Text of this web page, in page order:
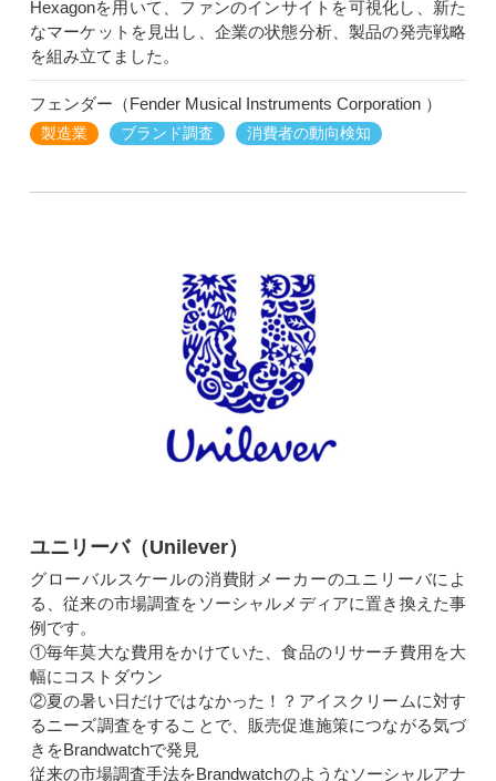
Hexagonを用いて、ファンのインサイトを可視化し、新た
なマーケットを見出し、企業の状態分析、製品の発売戦略
を組み立てました。
フェンダー（Fender Musical Instruments Corporation ）
製造業 ブランド調査 消費者の動向検知
ユニリーバ（Unilever）
グローバルスケールの消費財メーカーのユニリーバによ
る、従来の市場調査をソーシャルメディアに置き換えた事
例です。
①毎年莫大な費用をかけていた、食品のリサーチ費用を大
幅にコストダウン
②夏の暑い日だけではなかった！？アイスクリームに対す
るニーズ調査をすることで、販売促進施策につながる気づ
きをBrandwatchで発見
従来の市場調査手法をBrandwatchのようなソーシャルアナ